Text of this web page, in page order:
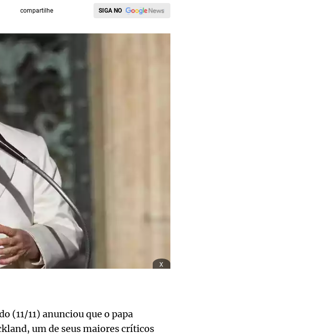
compartilhe SIGA NO
x
(11/11) anunciou que o papa
um de seus maiores críticos